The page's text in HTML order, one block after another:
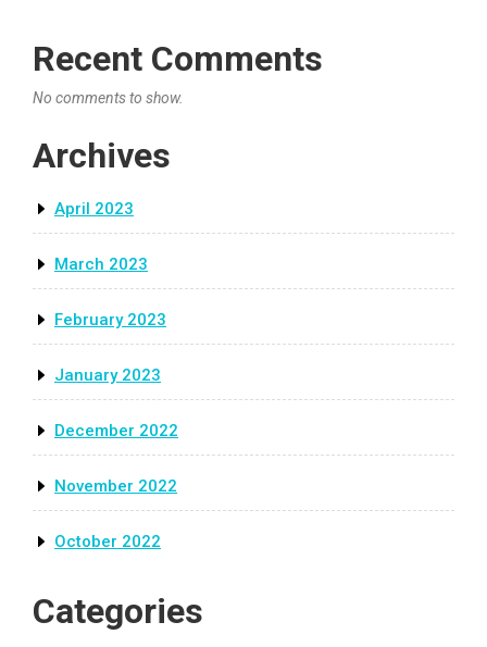
Recent Comments
No comments to show.
Archives
April 2023
March 2023
February 2023
January 2023
December 2022
November 2022
October 2022
Categories